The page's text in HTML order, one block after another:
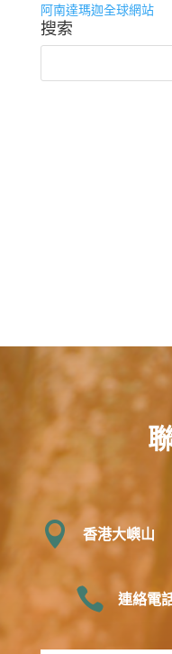
阿南達瑪迦全球網站
搜索
 香港大嶼山
 連絡電